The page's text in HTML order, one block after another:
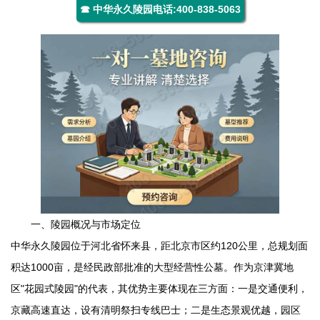
☎ 中华永久陵园电话:400-838-5063
一、陵园概况与市场定位
中华永久陵园位于河北省怀来县，距北京市区约120公里，总规划面
积达1000亩，是经民政部批准的大型经营性公墓。作为京津冀地
区"花园式陵园"的代表，其优势主要体现在三方面：一是交通便利，
京藏高速直达，设有清明祭扫专线巴士；二是生态景观优越，园区